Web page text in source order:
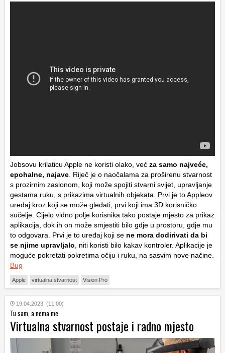
Jobsovu krilaticu Apple ne koristi olako, već za samo najveće,
epohalne, najave . Riječ je o naočalama za proširenu stvarnost
s prozirnim zaslonom, koji može spojiti stvarni svijet, upravljanje
gestama ruku, s prikazima virtualnih objekata. Prvi je to Appleov
uređaj kroz koji se može gledati, prvi koji ima 3D korisničko
sučelje. Cijelo vidno polje korisnika tako postaje mjesto za prikaz
aplikacija, dok ih on može smjestiti bilo gdje u prostoru, gdje mu
to odgovara. Prvi je to uređaj koji se ne mora dodirivati da bi
se njime upravljalo , niti koristi bilo kakav kontroler. Aplikacije je
moguće pokretati pokretima očiju i ruku, na sasvim nove načine.
Bug
Apple virtualna stvarnost Vision Pro
19.04.2023. (11:00)
Tu sam, a nema me
Virtualna stvarnost postaje i radno mjesto